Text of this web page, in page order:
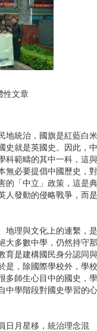
性文章
統治，國旗是紅藍白米
史就是英國史。因此，中
科範疇的其中一科，這與
無必要提倡中國歷史，對
的「中立」政策，這是典
人發動的侵略戰爭，而是
理與文化上的連繫，是
大多數中學，仍然持守那
育是建構國民身分認同與
是，除國際學校外，學校
多師生心目中的國史，學
中學階段對國史學習的心
月星移，統治理念混